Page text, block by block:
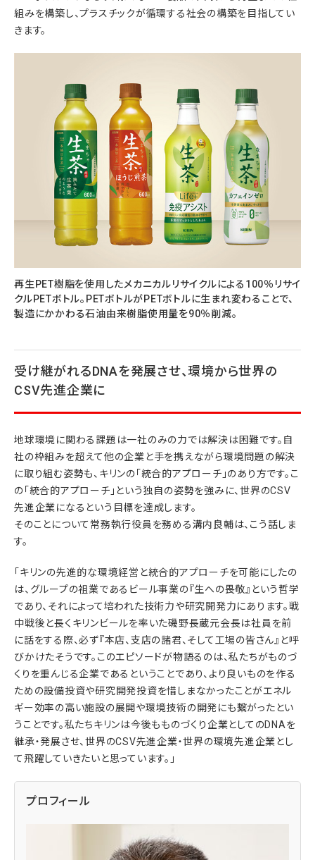
組みを構築し、プラスチックが循環する社会の構築を目指してい
きます。
再生PET樹脂を使用したメカニカルリサイクルによる100％リサイ
クルPETボトル。PETボトルがPETボトルに生まれ変わることで、
製造にかかわる石油由来樹脂使用量を90％削減。
受け継がれるDNAを発展させ、環境から世界の
CSV先進企業に
地球環境に関わる課題は一社のみの力では解決は困難です。自
社の枠組みを超えて他の企業と手を携えながら環境問題の解決
に取り組む姿勢も、キリンの「統合的アプローチ」のあり方です。こ
の「統合的アプローチ」という独自の姿勢を強みに、世界のCSV
先進企業になるという目標を達成します。
そのことについて常務執行役員を務める溝内良輔は、こう話しま
す。
「キリンの先進的な環境経営と統合的アプローチを可能にしたの
は、グループの祖業であるビール事業の『生への畏敬』という哲学
であり、それによって培われた技術力や研究開発力にあります。戦
中戦後と長くキリンビールを率いた磯野長蔵元会長は社員を前
に話をする際、必ず『本店、支店の諸君、そして工場の皆さん』と呼
びかけたそうです。このエピソードが物語るのは、私たちがものづ
くりを重んじる企業であるということであり、より良いものを作る
ための設備投資や研究開発投資を惜しまなかったことがエネル
ギー効率の高い施設の展開や環境技術の開発にも繋がったとい
うことです。私たちキリンは今後もものづくり企業としてのDNAを
継承・発展させ、世界のCSV先進企業・世界の環境先進企業とし
て飛躍していきたいと思っています。」
プロフィール